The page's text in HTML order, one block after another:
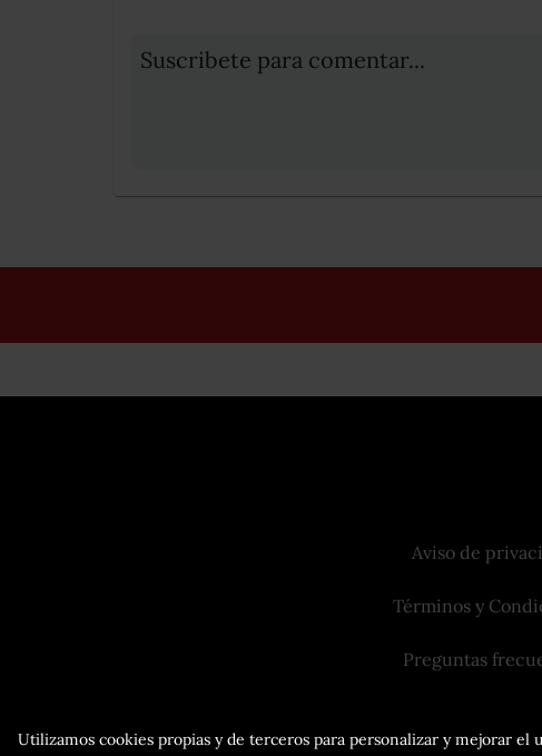
Suscribete para comentar...
Utilizamos cookies propias y de terceros para personalizar y mejorar
Aviso de
Términos y
Preguntas